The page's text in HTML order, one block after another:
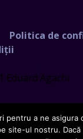
Politica de
Eduard Agachi
pentru a ne asigura
site-ul nostru.